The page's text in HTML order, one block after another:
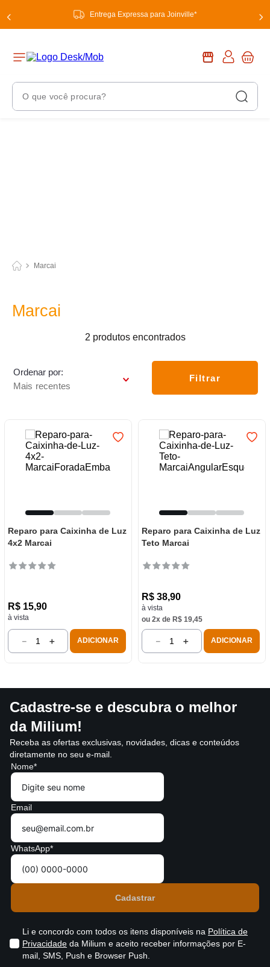
Entrega Expressa para Joinville*
O que você procura?
Marcai
Marcai
2 produtos
Ordenar por
Mais recentes
Filtrar
Reparo para Caixinha de Luz
4x2 Marcai
R$ 15,90
à vista
＋
－ ADICIONAR
Reparo para Caixinha de Luz
Teto Marcai
R$ 38,90
à vista
ou 2x de R$ 19,45
＋
－ ADICIONAR
Cadastre-se e descubra o melhor
da Milium!
Receba as ofertas exclusivas, novidades, dicas e conteúdos
diretamente no seu e-mail.
Nome*
Email
WhatsApp*
Li e concordo com todos os itens disponíveis na Política de
Privacidade da Milium e aceito receber informações por E-
mail, SMS, Push e Browser Push.
frigideira multiflon